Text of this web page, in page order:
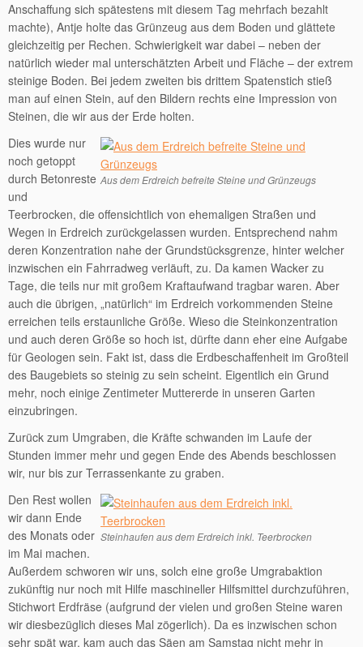
Anschaffung sich spätestens mit diesem Tag mehrfach bezahlt
machte), Antje holte das Grünzeug aus dem Boden und glättete
gleichzeitig per Rechen. Schwierigkeit war dabei – neben der
natürlich wieder mal unterschätzten Arbeit und Fläche – der extrem
steinige Boden. Bei jedem zweiten bis drittem Spatenstich stieß
man auf einen Stein, auf den Bildern rechts eine Impression von
Steinen, die wir aus der Erde holten.
Aus dem Erdreich befreite Steine und Grünzeugs
Dies wurde nur
noch getoppt
durch Betonreste
und
Teerbrocken, die offensichtlich von ehemaligen Straßen und
Wegen in Erdreich zurückgelassen wurden. Entsprechend nahm
deren Konzentration nahe der Grundstücksgrenze, hinter welcher
inzwischen ein Fahrradweg verläuft, zu. Da kamen Wacker zu
Tage, die teils nur mit großem Kraftaufwand tragbar waren. Aber
auch die übrigen, „natürlich“ im Erdreich vorkommenden Steine
erreichen teils erstaunliche Größe. Wieso die Steinkonzentration
und auch deren Größe so hoch ist, dürfte dann eher eine Aufgabe
für Geologen sein. Fakt ist, dass die Erdbeschaffenheit im Großteil
des Baugebiets so steinig zu sein scheint. Eigentlich ein Grund
mehr, noch einige Zentimeter Muttererde in unseren Garten
einzubringen.
Zurück zum Umgraben, die Kräfte schwanden im Laufe der
Stunden immer mehr und gegen Ende des Abends beschlossen
wir, nur bis zur Terrassenkante zu graben.
Steinhaufen aus dem Erdreich inkl. Teerbrocken
Den Rest wollen
wir dann Ende
des Monats oder
im Mai machen.
Außerdem schworen wir uns, solch eine große Umgrabaktion
zukünftig nur noch mit Hilfe maschineller Hilfsmittel durchzuführen,
Stichwort Erdfräse (aufgrund der vielen und großen Steine waren
wir diesbezüglich dieses Mal zögerlich). Da es inzwischen schon
sehr spät war, kam auch das Säen am Samstag nicht mehr in